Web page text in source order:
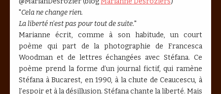
"Cela ne change rien.
La liberté n’est pas pour tout de suite."
Marianne écrit, comme à son habitude, un court
poème qui part de la photographie de Francesca
Woodman et de lettres échangées avec Stéfana. Ce
poème prend la forme d’un journal fictif, qui ramène
Stéfana à Bucarest, en 1990, à la chute de Ceaucescu, à
l’espoir et à la désillusion. Stéfana chante la liberté. Mais